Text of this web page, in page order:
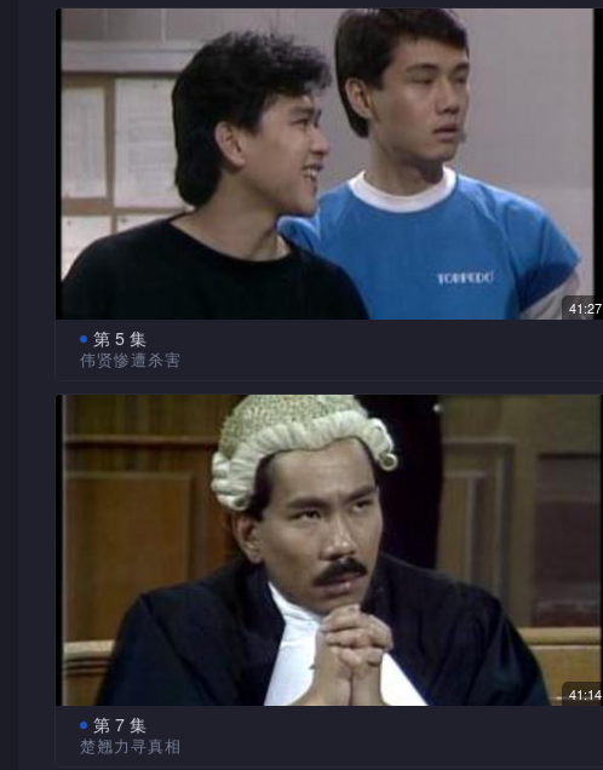
创世有表妹林月明，在大陆土生土长，因父母双亡，无依无
靠，积极申请来港投靠舅父桂康一家。
钟赞为替伟舜在上流社会中建立知名度，特设豪宴招待名流。
怎料钟赞自发迹后，仍不脱市井粗鄙作风，惹来不少毁誉，无意中
开罪了合股人宋永然，令场面尴尬不堪。
谨昌被调上山顶后，发现其上司竟为创世，被他多次联同一干
同事戏弄，谨昌惟默默忍受。
伟舜被董事长永然安排在永赞面厂充当副厂长一职，遇上学
宁，被其清纯美貌所吸引，向她展开热烈追求。另一方面，伟南亦
在派对中无意间邂逅学宁，惊为天人，但因生性害羞，不敢示爱。
学仁不慎破坏家中音响器材，恐被谨昌揭发，欲向友人筹钱，
不果。其后遇上伟贤，一时贪念，正想乘机偷取其银包，被伟舜及
时发觉，将他捉拿警署，幸证据不足，未能将他治罪。
41:27
第 5 集
伟贤惨遭杀害
月明为免谨昌通宵达旦查看残片，欲替他录下来。怎料混乱中
洗掉创世珍藏录影带，令他大为震怒。
学宁与伟舜接触日久后，情窦初开，不觉被其翩翩风度所吸
引，加上伟舜追求手段高明，学宁终禁不住堕入情网。伟舜睹状大
伟贤和女友在家玩耍时，与一泥水佬发生争执，伟贤心中不
忿，故意打烂一花瓶嫁祸他，扰攘一轮后，泥水佬愤恨而去。
谨昌无意中发现学宁与伟舜来往，对他大事警告，并告诫学宁
人心阴诈，对伟舜要加以提防。
谨昌见长此下去与同事间处于冷战阶段，大感乏味，遵从月明
劝告，主动接近创世等，反被引为笑柄，令他甚为震怒。
41:14
第 7 集
楚翘力寻真相